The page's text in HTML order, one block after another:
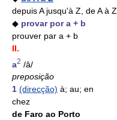
depuis A jusqu'à Z, de A à Z
◆ provar por a + b
prouver par a + b
II.
a2 /â/
preposição
1 (direcção) à; au; en
chez
de Faro ao Porto